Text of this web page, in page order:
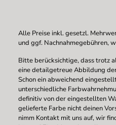
Alle Preise inkl. gesetzl.
und ggf. Nachnahmegebühren,
Bitte berücksichtige, dass trotz
eine detailgetreue Abbildung
Schon ein abweichend
unterschiedliche
definitiv von der eingestellten
gelieferte Farbe nicht deinen
nimm Kontakt mit uns auf, wir